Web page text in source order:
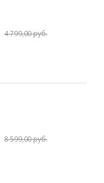
4 799,00 руб.
8 599,00 руб.